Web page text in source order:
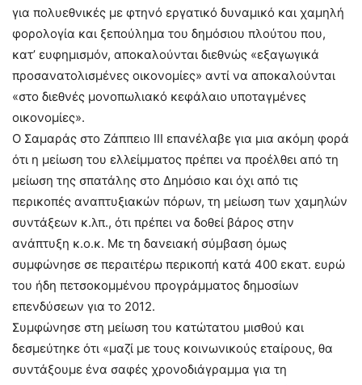
για πολυεθνικές με φτηνό εργατικό δυναμικό και χαμηλή
φορολογία και ξεπούλημα του δημόσιου πλούτου που,
κατ’ ευφημισμόν, αποκαλούνται διεθνώς «εξαγωγικά
προσανατολισμένες οικονομίες» αντί να αποκαλούνται
«στο διεθνές μονοπωλιακό κεφάλαιο υποταγμένες
οικονομίες».
Ο Σαμαράς στο Ζάππειο ΙΙΙ επανέλαβε για μια ακόμη φορά
ότι η μείωση του ελλείμματος πρέπει να προέλθει από τη
μείωση της σπατάλης στο Δημόσιο και όχι από τις
περικοπές αναπτυξιακών πόρων, τη μείωση των χαμηλών
συντάξεων κ.λπ., ότι πρέπει να δοθεί βάρος στην
ανάπτυξη κ.ο.κ. Με τη δανειακή σύμβαση όμως
συμφώνησε σε περαιτέρω περικοπή κατά 400 εκατ. ευρώ
του ήδη πετσοκομμένου προγράμματος δημοσίων
επενδύσεων για το 2012.
Συμφώνησε στη μείωση του κατώτατου μισθού και
δεσμεύτηκε ότι «μαζί με τους κοινωνικούς εταίρους, θα
συντάξουμε ένα σαφές χρονοδιάγραμμα για τη